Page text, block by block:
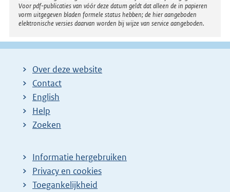
Voor pdf-publicaties van vóór deze datum geldt dat alleen de in papieren
vorm uitgegeven bladen formele status hebben; de hier aangeboden
elektronische versies daarvan worden bij wijze van service aangeboden.
Over deze website
Contact
English
Help
Zoeken
Informatie hergebruiken
Privacy en cookies
Toegankelijkheid